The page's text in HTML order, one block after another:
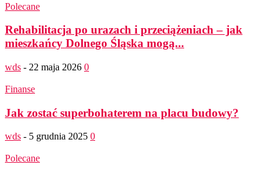
Polecane
Rehabilitacja po urazach i przeciążeniach – jak
mieszkańcy Dolnego Śląska mogą...
wds - 22 maja 2026 0
Finanse
Jak zostać superbohaterem na placu budowy?
wds - 5 grudnia 2025 0
Polecane